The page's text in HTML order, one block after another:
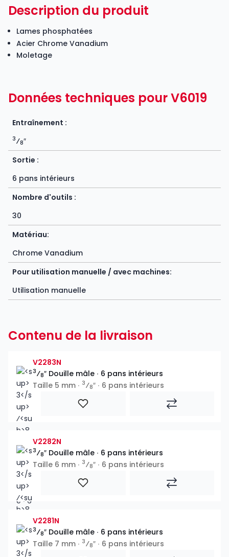
Description du produit
Lames phosphatées
Acier Chrome Vanadium
Moletage
Données techniques pour V6019
Entraînement :
3⁄8″
Sortie :
6 pans intérieurs
Nombre d'outils :
30
Matériau:
Chrome Vanadium
Pour utilisation manuelle / avec machines:
Utilisation manuelle
Contenu de la livraison
V2283N
3⁄8″ Douille mâle ∙ 6 pans intérieurs
Taille 5 mm ∙ 3⁄8″ ∙ 6 pans intérieurs
V2282N
3⁄8″ Douille mâle ∙ 6 pans intérieurs
Taille 6 mm ∙ 3⁄8″ ∙ 6 pans intérieurs
V2281N
3⁄8″ Douille mâle ∙ 6 pans intérieurs
Taille 7 mm ∙ 3⁄8″ ∙ 6 pans intérieurs